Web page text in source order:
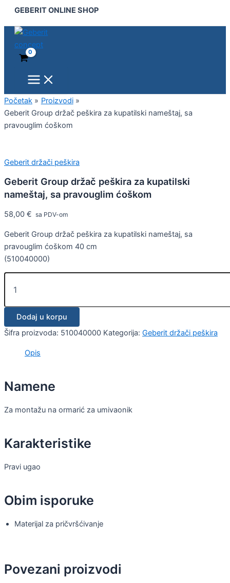
Pređi
sadržaj
GEBERIT ONLINE SHOP
Menu
Početak
Proizvodi
Geberit Group držač peškira za kupatilski nameštaj, sa
pravouglim ćoškom
Geberit držači peškira
Geberit Group držač peškira za kupatilski
nameštaj, sa pravouglim ćoškom
58,00 € sa PDV-om
Geberit Group držač peškira za kupatilski nameštaj, sa
pravouglim ćoškom 40 cm
(510040000)
Group
držač
peškira
kupatilski
pravouglim
ćoškom
količina
Dodaj u korpu
Šifra proizvoda: 510040000 Kategorija: Geberit držači peškira
Opis
Namene
Za montažu na ormarić za umivaonik
Karakteristike
Pravi ugao
Obim isporuke
Materijal za pričvršćivanje
Povezani proizvodi